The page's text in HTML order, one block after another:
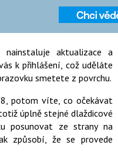
aktualizace a
k přihlášení, což uděláte
smetete z povrchu.
potom víte, co očekávat
úplně stejné dlaždicové
posunovat ze strany na
způsobí, že se provede